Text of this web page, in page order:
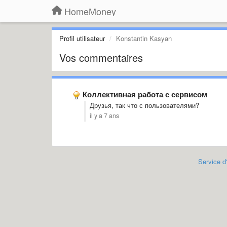
HomeMoney
Profil utilisateur Konstantin Kasyan
Vos commentaires
Коллективная работа с сервисом
Друзья, так что с пользователями?
il y a 7 ans
Service